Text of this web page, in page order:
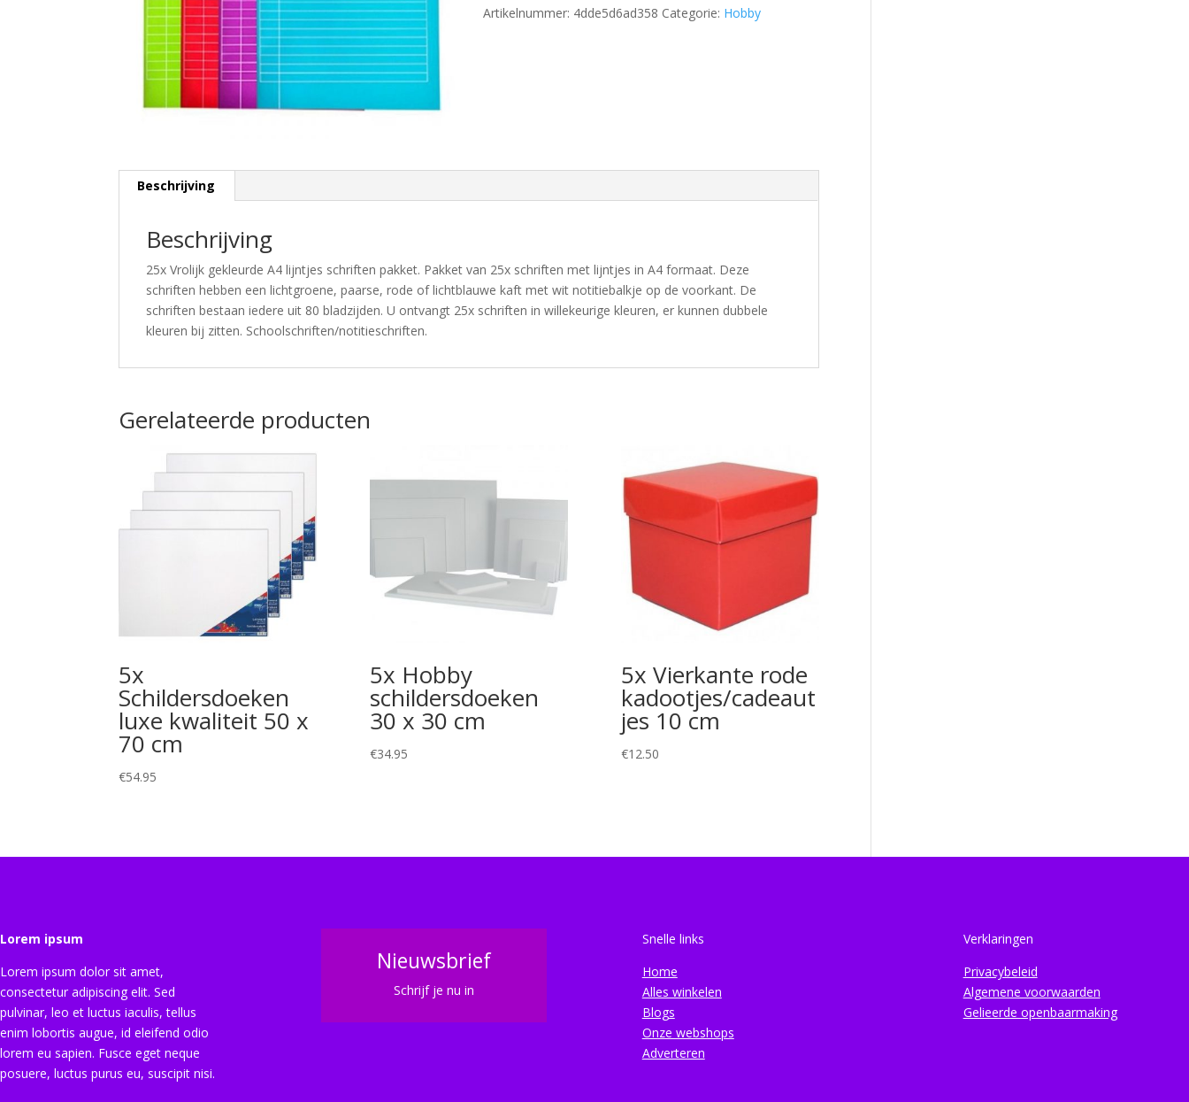
Artikelnummer: 4dde5d6ad358 Categorie: Hobby
Beschrijving
Beschrijving
25x Vrolijk gekleurde A4 lijntjes schriften pakket. Pakket van 25x schriften met lijntjes in A4 formaat. Deze
schriften hebben een lichtgroene, paarse, rode of lichtblauwe kaft met wit notitiebalkje op de voorkant. De
schriften bestaan iedere uit 80 bladzijden. U ontvangt 25x schriften in willekeurige kleuren, er kunnen dubbele
kleuren bij zitten. Schoolschriften/notitieschriften.
Gerelateerde producten
5x
Schildersdoeken
luxe kwaliteit 50 x
70 cm
€54.95
5x Hobby
schildersdoeken
30 x 30 cm
€34.95
5x Vierkante rode
kadootjes/cadeaut
jes 10 cm
€12.50
Lorem ipsum
Lorem ipsum dolor sit amet,
consectetur adipiscing elit. Sed
pulvinar, leo et luctus iaculis, tellus
enim lobortis augue, id eleifend odio
lorem eu sapien. Fusce eget neque
posuere, luctus purus eu, suscipit nisi.
Nieuwsbrief
Schrijf je nu in
Snelle links
Home
Alles winkelen
Blogs
Onze webshops
Adverteren
Verklaringen
Privacybeleid
Algemene voorwaarden
Gelieerde openbaarmaking